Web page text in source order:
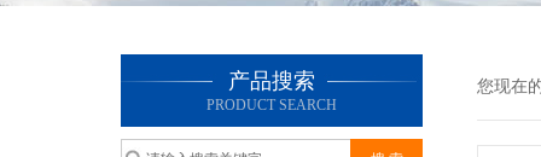
产品搜索
PRODUCT SEARCH
您现在